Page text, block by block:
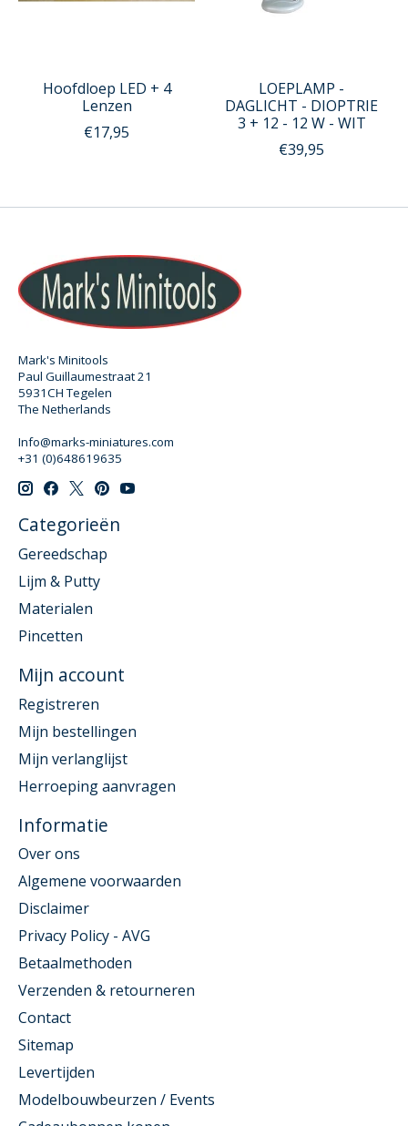
Hoofdloep LED + 4
Lenzen
€17,95
LOEPLAMP -
DAGLICHT - DIOPTRIE
3 + 12 - 12 W - WIT
€39,95
Mark's Minitools
Paul Guillaumestraat 21
5931CH Tegelen
The Netherlands
Info@marks-miniatures.com
+31 (0)648619635
Categorieën
Gereedschap
Lijm & Putty
Materialen
Pincetten
Mijn account
Registreren
Mijn bestellingen
Mijn verlanglijst
Herroeping aanvragen
Informatie
Over ons
Algemene voorwaarden
Disclaimer
Privacy Policy - AVG
Betaalmethoden
Verzenden & retourneren
Contact
Sitemap
Levertijden
Modelbouwbeurzen / Events